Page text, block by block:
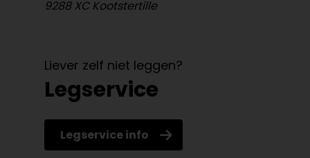
9288 XC Kootstertille
Liever zelf niet leggen?
Legservice
Legservice info